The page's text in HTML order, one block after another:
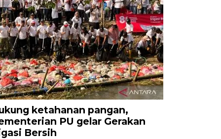
ketahanan pangan,
PU gelar Gerakan
Bersih